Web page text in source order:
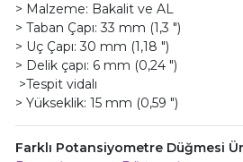
> Malzeme: Bakalit ve AL
> Taban Çapı: 33 mm (1,3 ")
> Uç Çapı: 30 mm (1,18 ")
> Delik çapı: 6 mm (0,24 ")
>Tespit vidalı
> Yükseklik: 15 mm (0,59 ")
Farklı Potansiyometre Düğmesi